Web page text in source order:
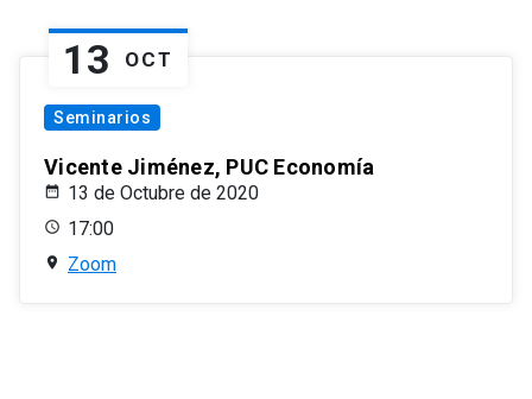
13 OCT
Seminarios
Vicente Jiménez, PUC Economía
13 de Octubre de 2020
17:00
Zoom